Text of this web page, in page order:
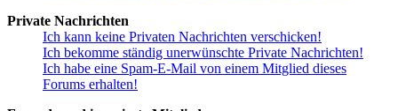
Private Nachrichten
Ich kann keine Privaten Nachrichten verschicken!
Ich bekomme ständig unerwünschte Private Nachrichten!
Ich habe eine Spam-E-Mail von einem Mitglied dieses
Forums erhalten!